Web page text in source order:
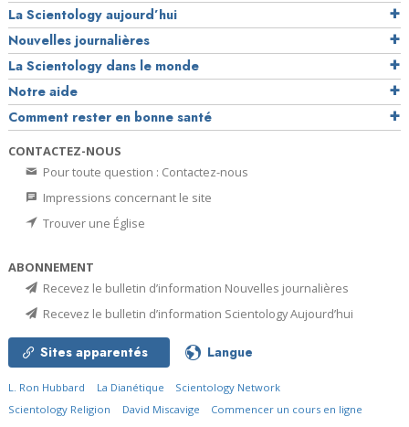
La Scientology aujourd’hui
Nouvelles journalières
La Scientology dans le monde
Notre aide
Comment rester en bonne santé
CONTACTEZ-NOUS
Pour toute question : Contactez-nous
Impressions concernant le site
Trouver une Église
ABONNEMENT
Recevez le bulletin d’information Nouvelles journalières
Recevez le bulletin d’information Scientology Aujourd’hui
Sites apparentés Langue
L. Ron Hubbard La Dianétique
Scientology Network
Scientology Religion
David Miscavige
Commencer un cours en ligne